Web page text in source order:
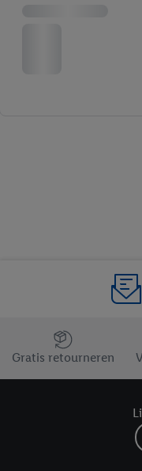
Jouw voordelen bij ons
Gratis retourneren